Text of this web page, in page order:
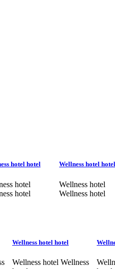
hotel hotel
hotel
hotel
Wellness hotel hotel
Wellness hotel
Wellness hotel
Wellness hotel hotel
Wellness hotel Wellness